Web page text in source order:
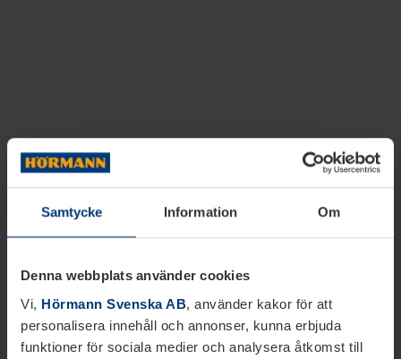
Samtycke Information Om
Denna webbplats använder cookies
Vi, Hörmann Svenska AB, använder kakor för att
personalisera innehåll och annonser, kunna erbjuda
funktioner för sociala medier och analysera åtkomst till